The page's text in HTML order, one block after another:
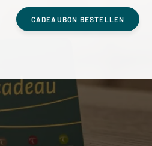
CADEAUBON BESTELLEN